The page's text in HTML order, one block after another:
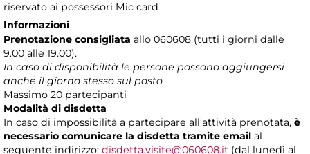
riservato ai possessori Mic card
Informazioni
Prenotazione consigliata allo 060608 (tutti i giorni dalle
9.00 alle 19.00).
In caso di disponibilità le persone possono aggiungersi
anche il giorno stesso sul posto
Massimo 20 partecipanti
Modalità di disdetta
In caso di impossibilità a partecipare all’attività prenotata, è
necessario comunicare la disdetta tramite email al
seguente indirizzo: disdetta.visite@060608.it (dal lunedì al